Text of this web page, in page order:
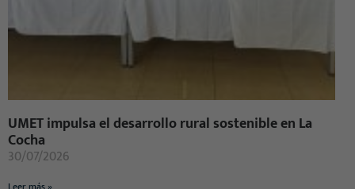
UMET impulsa el desarrollo rural sostenible en La
Cocha
30/07/2026